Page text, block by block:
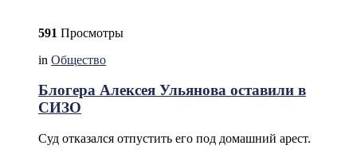
591 Просмотры
in Общество
Блогера Алексея Ульянова оставили в
СИЗО
Суд отказался отпустить его под домашний арест.